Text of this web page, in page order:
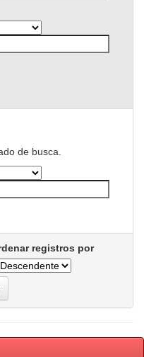
de busca.
registros por